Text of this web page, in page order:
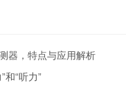
器，特点与应用解析
和“听力”